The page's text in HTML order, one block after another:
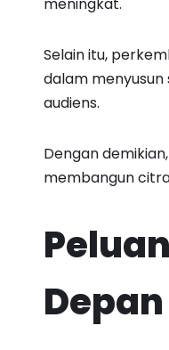
Selain itu,
dalam
audiens.
Dengan
membangun
Depan